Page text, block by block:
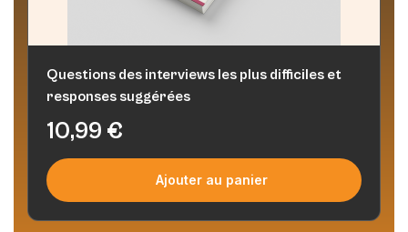
Questions des interviews les plus difficiles et
responses suggérées
10,99 €
Ajouter au panier